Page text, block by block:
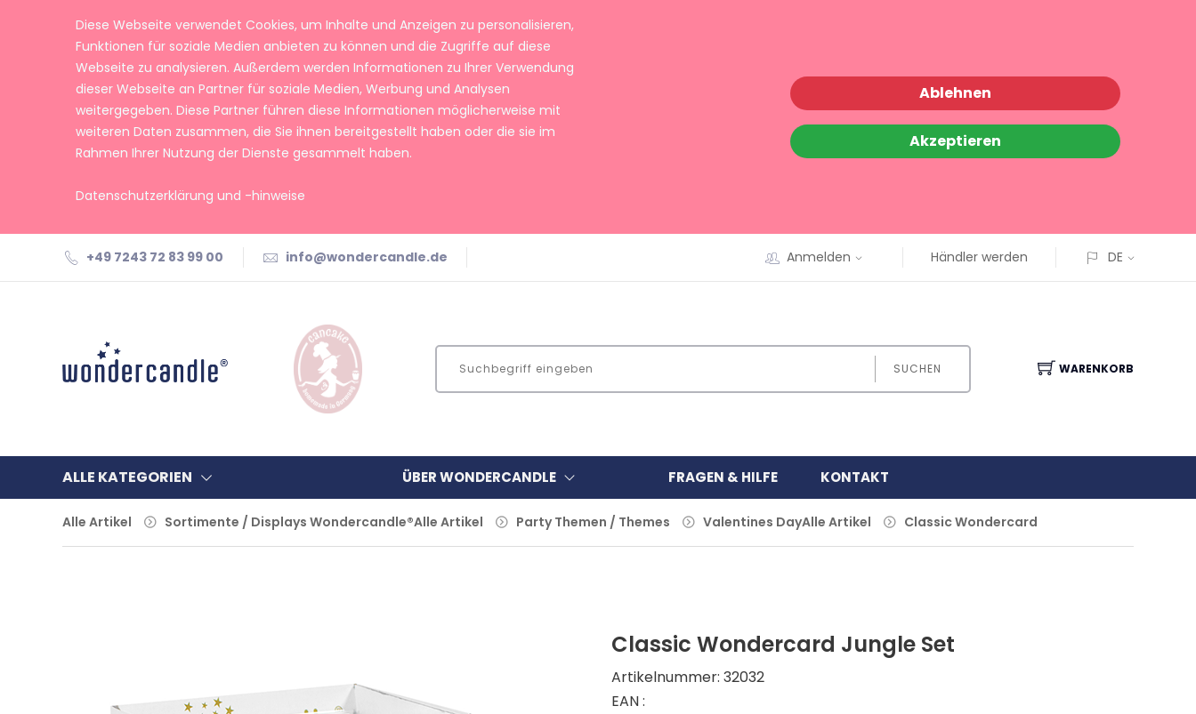
Diese Webseite verwendet Cookies, um Inhalte und Anzeigen zu personalisieren,
Funktionen für soziale Medien anbieten zu können und die Zugriffe auf diese
Webseite zu analysieren. Außerdem werden Informationen zu Ihrer Verwendung
dieser Webseite an Partner für soziale Medien, Werbung und Analysen
weitergegeben. Diese Partner führen diese Informationen möglicherweise mit
weiteren Daten zusammen, die Sie ihnen bereitgestellt haben oder die sie im
Rahmen Ihrer Nutzung der Dienste gesammelt haben.
Datenschutzerklärung und -hinweise
Ablehnen
Akzeptieren
+49 7243 72 83 99 00 info@wondercandle.de Anmelden Händler werden DE
SUCHEN WARENKORB
ALLE KATEGORIEN ÜBER WONDERCANDLE FRAGEN & HILFE KONTAKT
Alle Artikel Sortimente / Displays Wondercandle®Alle Artikel Party Themen / Themes Valentines DayAlle Artikel Classic Wondercard
Classic Wondercard Jungle Set
Artikelnummer: 32032
EAN :